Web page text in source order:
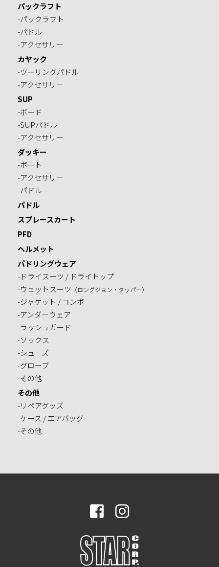
パックラフト
-パックラフト
-パドル
-アクセサリー
カヤック
-ツーリングパドル
-アクセサリー
SUP
-ボード
-SUPパドル
-アクセサリー
ダッキー
-ボート
-アクセサリー
-パドル
パドル
スプレースカート
PFD
ヘルメット
パドリングウェア
-ドライスーツ / ドライトップ
-ウェットスーツ （ロングジョン・タッパー）
-ジャケット / コンボ
-アンダーウェア
-ラッシュガード
-ソックス
-シューズ
-グローブ
-その他
その他
-リペアグッズ
-ケース / エアバッグ
-その他